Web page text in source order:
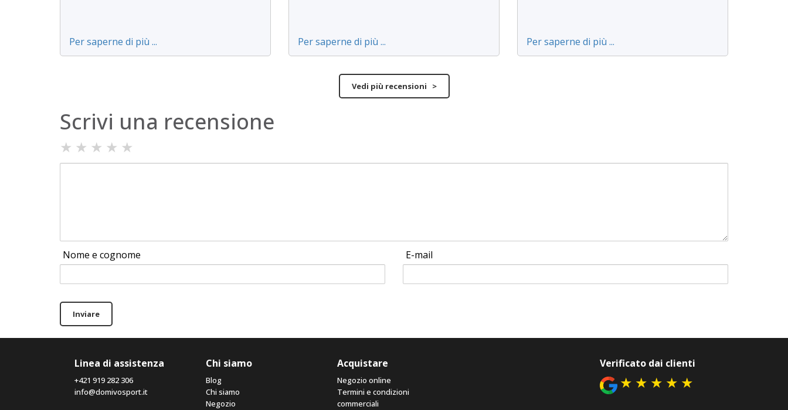
Per saperne di più ... Per saperne di più ... Per saperne di più ...
Vedi più recensioni >
Scrivi una recensione
★ ★ ★ ★ ★
Nome e cognome E-mail
Inviare
Linea di assistenza
+421 919 282 306
info@domivosport.it
Chi siamo
Blog
Chi siamo
Negozio
Acquistare
Negozio online
Termini e condizioni
commerciali
Verificato dai clienti
★ ★ ★ ★ ★